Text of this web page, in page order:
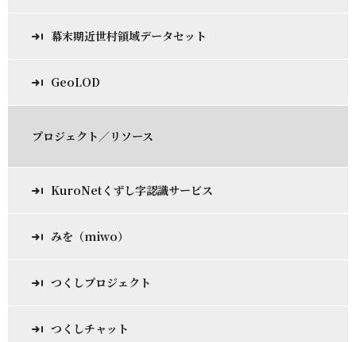
幕末期近世村領域データセット
GeoLOD
プロジェクト／リソース
KuroNetくずし字認識サービス
みを（miwo）
つくしプロジェクト
つくしチャット